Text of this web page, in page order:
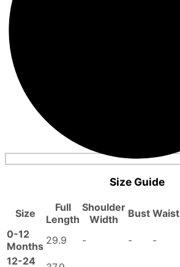
Size Guide
Size
Full
Length
Shoulder
Width
Bust Waist
0-12
Months 29.9 - - -
12-24